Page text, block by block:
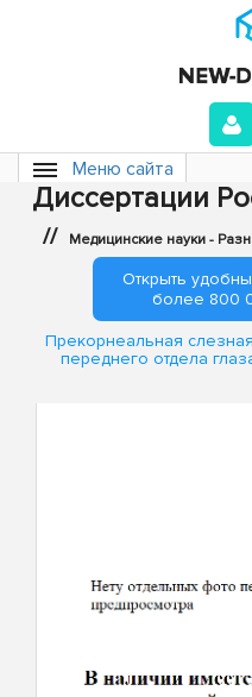
Меню сайта
Диссертации
// Медицинские науки -
Открыть
более 800
Прекорнеальная
переднего отдела